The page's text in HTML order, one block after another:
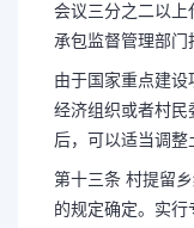
会议三分之二以上
承包监督管理部门
由于国家重点建
经济组织或者村民
后，可以适当调整
第十三条 村提留
的规定确定。实